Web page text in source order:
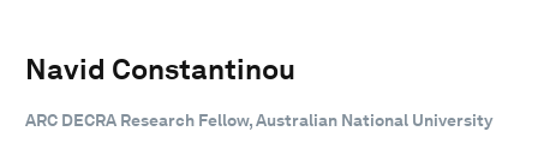
Navid Constantinou
ARC DECRA Research Fellow, Australian National University